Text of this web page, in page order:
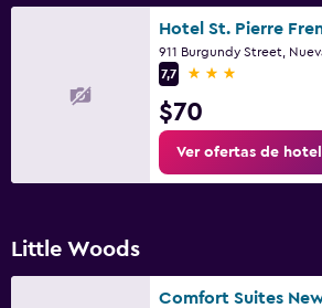
7,7
3 estrellas
$70
Ver ofertas de
Little Woods